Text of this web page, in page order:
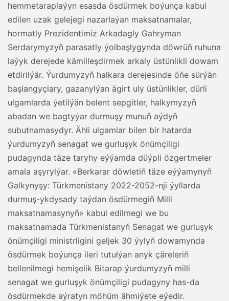
hemmetaraplaýyn esasda ösdürmek boýunça kabul
edilen uzak gelejegi nazarlaýan maksatnamalar,
hormatly Prezidentimiz Arkadagly Gahryman
Serdarymyzyň parasatly ýolbaşlygynda döwrüň ruhuna
laýyk derejede kämilleşdirmek arkaly üstünlikli dowam
etdirilýär. Ýurdumyzyň halkara derejesinde öňe sürýän
başlangyçlary, gazanylýan ägirt uly üstünlikler, dürli
ulgamlarda ýetilýän belent sepgitler, halkymyzyň
abadan we bagtyýar durmuşy munuň aýdyň
subutnamasydyr. Ähli ulgamlar bilen bir hatarda
ýurdumyzyň senagat we gurluşyk önümçiligi
pudagynda täze taryhy eýýamda düýpli özgertmeler
amala aşyrylýar. «Berkarar döwletiň täze eýýamynyň
Galkynyşy: Türkmenistany 2022-2052-nji ýyllarda
durmuş-ykdysady taýdan ösdürmegiň Milli
maksatnamasynyň» kabul edilmegi we bu
maksatnamada Türkmenistanyň Senagat we gurluşyk
önümçiligi ministrligini geljek 30 ýylyň dowamynda
ösdürmek boýunça ileri tutulýan anyk çäreleriň
bellenilmegi hemişelik Bitarap ýurdumyzyň milli
senagat we gurluşyk önümçiligi pudagyny has-da
ösdürmekde aýratyn möhüm ähmiýete eýedir.